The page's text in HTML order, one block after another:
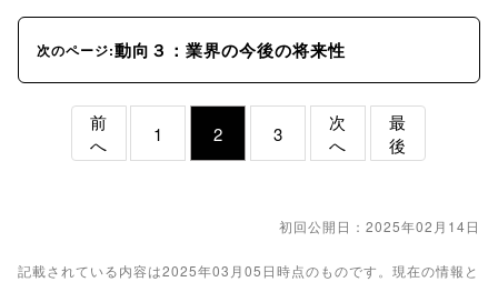
次のページ:動向３：業界の今後の将来性
前
へ
1 2 3
次
へ
最
後
初回公開日：2025年02月14日
記載されている内容は2025年03月05日時点のものです。現在の情報と